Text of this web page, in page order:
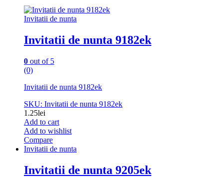
Invitatii de nunta
Invitatii de nunta 9182ek
0 out of 5
(0)
Invitatii de nunta 9182ek
SKU: Invitatii de nunta 9182ek
1.25lei
Add to cart
Add to wishlist
Compare
Invitatii de nunta
Invitatii de nunta 9205ek